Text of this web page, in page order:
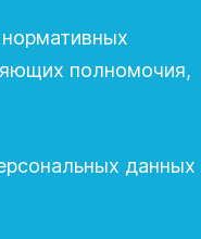
полномочия,
данных